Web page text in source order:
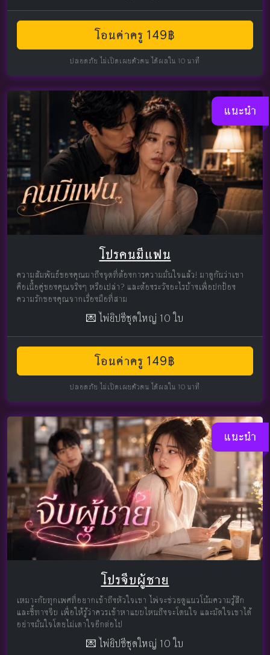
โอนค่าครู 149฿
ปลอดภัย ไม่เปิดเผยตัวตน ได้ผลใน 10 นาที
แนะนำ
โปรคนมีแฟน
ความสัมพันธ์ของคุณมาถึงจุดที่ต้องการความมั่นใจแล้ว! มาดูกันว่าเขา
คือเนื้อคู่ของคุณจริงๆ หรือเปล่า? และต้องระวังอะไรบ้างเพื่อปกป้อง
ความรักของคุณจากเรื่องมือที่สาม
💌 ไพ่ยิปซีชุดใหญ่ 10 ใบ
โอนค่าครู 149฿
ปลอดภัย ไม่เปิดเผยตัวตน ได้ผลใน 10 นาที
แนะนำ
โปรจีบผู้ชาย
เหมาะกับทุกเพศที่อยากเข้าถึงหัวใจเขา ไพ่จะช่วยดูแนวโน้มความรู้สึก
และชี้ทางจีบ เพื่อให้รู้ว่าควรเข้าหาแบบไหนถึงจะโดนใจ และมัดใจเขาได้
อย่างมั่นใจโดยไม่เดาใจอีกต่อไป
💌 ไพ่ยิปซีชุดใหญ่ 10 ใบ